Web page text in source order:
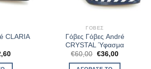
CLARIA
Η
ΓΌΒΕΣ
Γόβες Γόβες André
CRYSTAL Ύφασμα
€60,00 Original
was:
€36,00Η